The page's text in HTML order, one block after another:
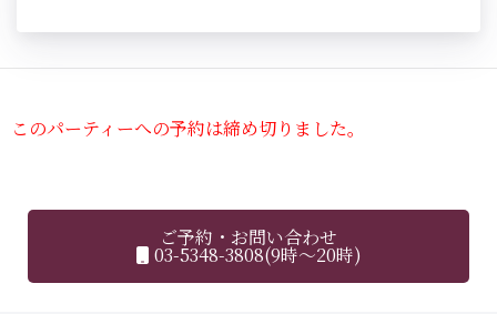
このパーティーへの予約は締め切りました。
ご予約・お問い合わせ
03-5348-3808(9時～20時)